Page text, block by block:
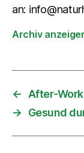
an:
Archiv
←
After-
→
Gesund